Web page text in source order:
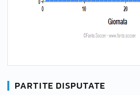
PARTITE DISPUTATE